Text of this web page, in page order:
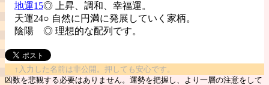
地運15◎ 上昇、調和、幸福運。
天運24○ 自然に円満に発展していく家柄。
陰陽 ◎ 理想的な配列です。
↑入力した名前は非公開。押しても安心です。
凶数を悲観する必要はありません。運勢を把握し、より一層の注意をして